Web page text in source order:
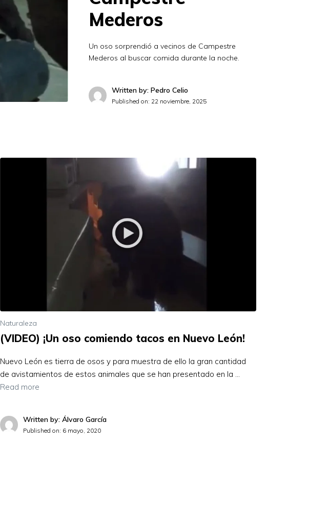
Mederos
Un oso sorprendió a vecinos de Campestre
Mederos al buscar comida durante la noche.
Written by: Pedro Celio
Published on: 22 noviembre, 2025
Naturaleza
(VIDEO) ¡Un oso comiendo tacos en Nuevo León!
Nuevo León es tierra de osos y para muestra de ello la gran cantidad
de avistamientos de estos animales que se han presentado en la …
Read more
Written by: Álvaro García
Published on: 6 mayo, 2020